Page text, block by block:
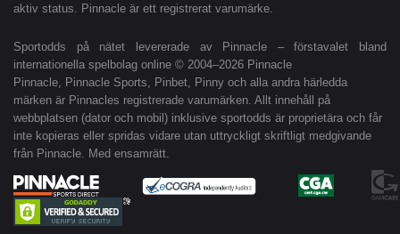
aktiv status. Pinnacle är ett registrerat varumärke.
Sportodds på nätet levererade av Pinnacle – förstavalet bland
internationella spelbolag online © 2004–2026 Pinnacle
Pinnacle, Pinnacle Sports, Pinbet, Pinny och alla andra härledda
märken är Pinnacles registrerade varumärken. Allt innehåll på
webbplatsen (dator och mobil) inklusive sportodds är proprietära och får
inte kopieras eller spridas vidare utan uttryckligt skriftligt medgivande
från Pinnacle. Med ensamrätt.